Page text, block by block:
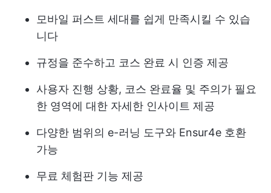
모바일 퍼스트 세대를 쉽게 만족시킬 수 있습
니다
규정을 준수하고 코스 완료 시 인증 제공
사용자 진행 상황, 코스 완료율 및 주의가 필요
한 영역에 대한 자세한 인사이트 제공
다양한 범위의 e-러닝 도구와 Ensur4e 호환
가능
무료 체험판 기능 제공